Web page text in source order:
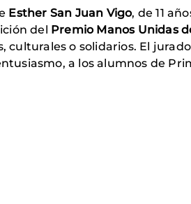
Esther San Juan Vigo, de 11
del Premio Manos Unidas
culturales o solidarios. El
a los alumnos de